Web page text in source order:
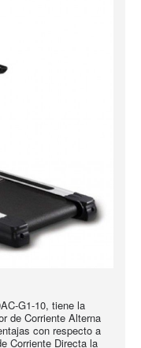
G1-10, tiene la
de Corriente Alterna
con respecto a
Corriente Directa la